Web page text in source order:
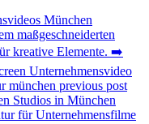
münchen previous post
für Unternehmensfilme